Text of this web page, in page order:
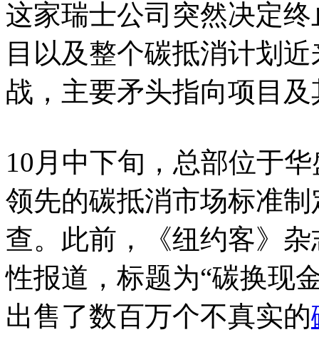
这家瑞士公司突然决定
目以及整个碳抵消计划
战，主要矛头指向项目
10月中下旬，总部位于
领先的碳抵消市场标准
查。此前，《纽约客》
性报道，标题为“碳换现
出售了数百万个不真实的